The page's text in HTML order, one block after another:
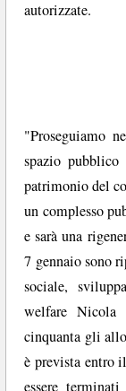
autorizzate.
"Proseguiamo
spazio
patrimonio del
un complesso
e sarà una
7 gennaio sono
sociale,
welfare
cinquanta gli
è prevista entro
essere